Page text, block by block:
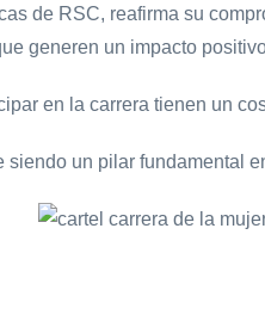
de RSC, reafirma su
generen un impacto
en la carrera tienen un
siendo un pilar fundamental